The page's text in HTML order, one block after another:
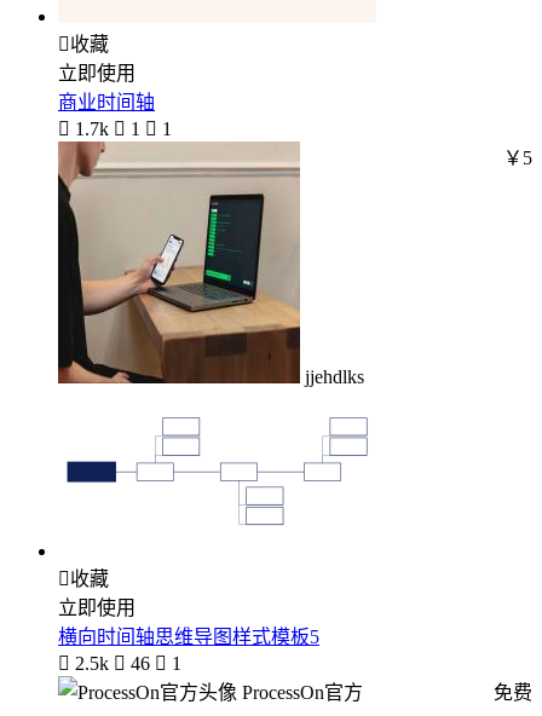
收藏
立即使用
商业时间轴
 1.7k  1  1
jjehdlks
￥5
收藏
立即使用
横向时间轴思维导图样式模板5
 2.5k  46  1
ProcessOn官方
免费